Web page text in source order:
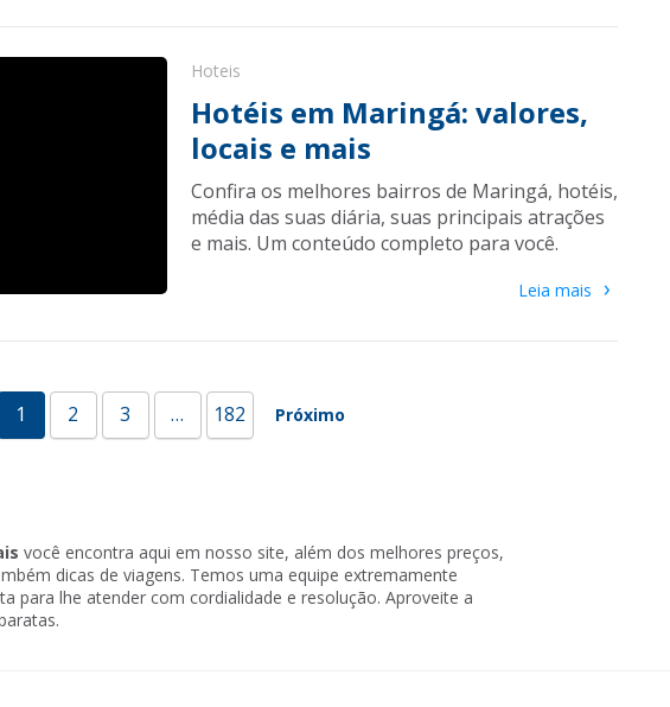
Hoteis
Hotéis em Maringá: valores,
locais e mais
Confira os melhores bairros de Maringá, hotéis,
média das suas diária, suas principais atrações
e mais. Um conteúdo completo para você.
Leia mais ›
1 2 3 … 182 Próximo
você encontra aqui em nosso site, além dos melhores preços,
dicas de viagens. Temos uma equipe extremamente
para lhe atender com cordialidade e resolução. Aproveite a